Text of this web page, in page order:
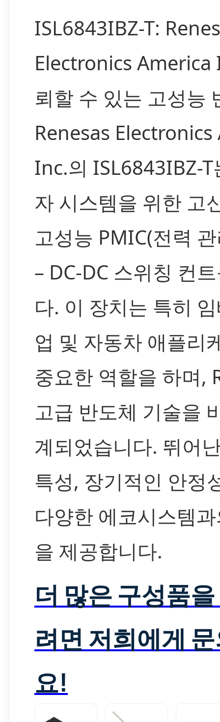
ISL6843IBZ-T:
Electronics America
뢰할 수 있는 고성능
Renesas
Inc.의 ISL6843IBZ-T
자 시스템을 위한 고
고성능 PMIC(전력
– DC-DC 스위칭 컨
다. 이 장치는 특히
업 및 자동차 애플리
중요한 역할을 하며,
고급 반도체 기술을
계되었습니다. 뛰어
특성, 장기적인 안정
다양한 에코시스템
을 제공합니다.
더 많은 구성품
려면 저희에게
요!